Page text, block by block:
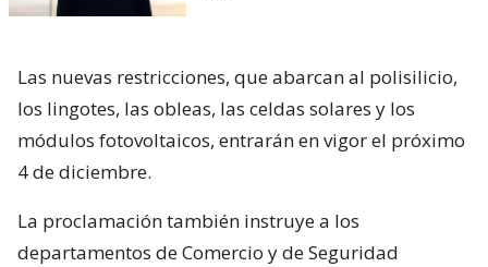
Las nuevas restricciones, que abarcan al polisilicio,
los lingotes, las obleas, las celdas solares y los
módulos fotovoltaicos, entrarán en vigor el próximo
4 de diciembre.
La proclamación también instruye a los
departamentos de Comercio y de Seguridad